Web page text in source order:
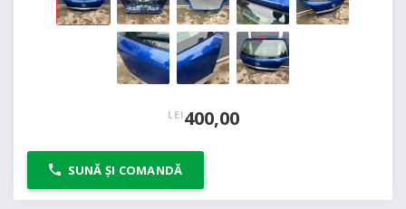
LEI400,00
SUNĂ ȘI COMANDĂ